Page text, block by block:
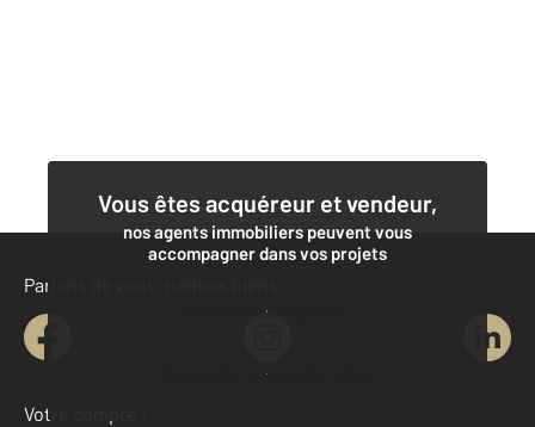
Vous êtes acquéreur et vendeur,
nos agents immobiliers peuvent vous
accompagner dans vos projets
Contacter l'agence
Demander une estimation
Parlons de vous, parlons biens
Votre compte :